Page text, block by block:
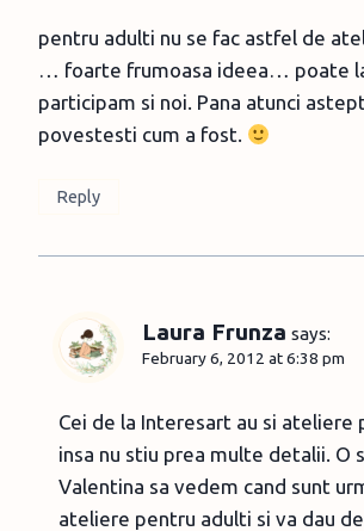
pentru adulti nu se fac astfel de
… foarte frumoasa ideea… poate
participam si noi. Pana atunci
povestesti cum a fost.
Reply
Laura Frunza says:
February 6, 2012 at 6:38 pm
Cei de la Interesart au si ateliere
insa nu stiu prea multe detalii. O
Valentina sa vedem cand sunt
ateliere pentru adulti si va dau